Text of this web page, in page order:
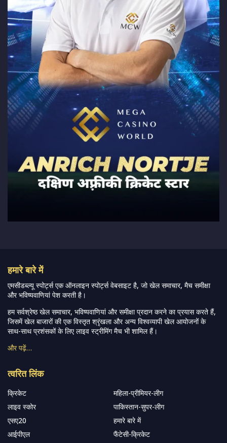
हमारे बारे में
एमसीडब्ल्यू स्पोर्ट्स एक ऑनलाइन स्पोर्ट्स वेबसाइट है, जो खेल समाचार, मैच समीक्षा
और भविष्यवाणियां पेश करती है।
हम सर्वश्रेष्ठ खेल समाचार, भविष्यवाणियां और समीक्षा प्रदान करने का प्रयास करते हैं,
जिसमें खेल बाजारों की एक विस्तृत श्रृंखला और अन्य विश्वव्यापी खेल आयोजनों के
साथ-साथ प्रशंसकों के लिए लाइव स्ट्रीमिंग मैच भी शामिल हैं।
और पढ़ें…
त्वरित लिंक
क्रिकेट
महिला-प्रीमियर-लीग
लाइव स्कोर
पाकिस्तान-सुपर-लीग
एसए20
हमारे बारे में
आईपीएल
फैंटेसी-क्रिकेट